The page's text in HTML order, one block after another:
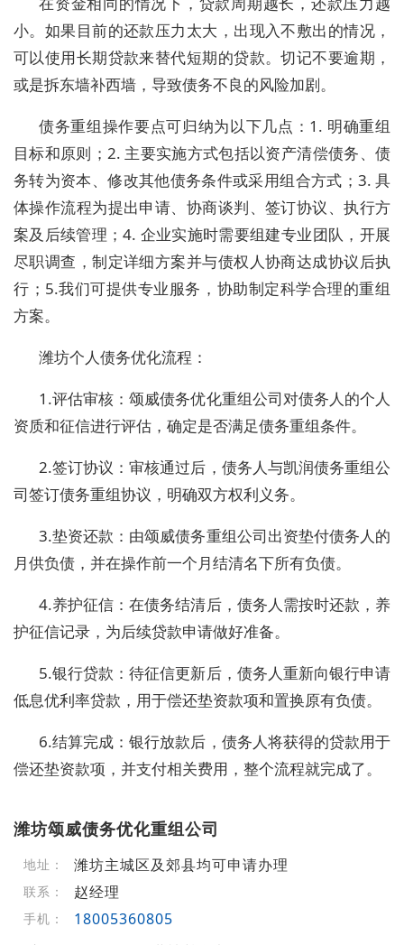
小。如果目前的还款压力太大，出现入不敷出的情况，
可以使用长期贷款来替代短期的贷款。切记不要逾期，
或是拆东墙补西墙，导致债务不良的风险加剧。
债务重组操作要点可归纳为以下几点：1. 明确重组
目标和原则；2. 主要实施方式包括以资产清偿债务、债
务转为资本、修改其他债务条件或采用组合方式；3. 具
体操作流程为提出申请、协商谈判、签订协议、执行方
案及后续管理；4. 企业实施时需要组建专业团队，开展
尽职调查，制定详细方案并与债权人协商达成协议后执
行；5.我们可提供专业服务，协助制定科学合理的重组
方案。
潍坊个人债务优化流程：
1.评估审核：颂威债务优化重组公司对债务人的个人
资质和征信进行评估，确定是否满足债务重组条件。
2.签订协议：审核通过后，债务人与凯润债务重组公
司签订债务重组协议，明确双方权利义务。
3.垫资还款：由颂威债务重组公司出资垫付债务人的
月供负债，并在操作前一个月结清名下所有负债。
4.养护征信：在债务结清后，债务人需按时还款，养
护征信记录，为后续贷款申请做好准备。
5.银行贷款：待征信更新后，债务人重新向银行申请
低息优利率贷款，用于偿还垫资款项和置换原有负债。
6.结算完成：银行放款后，债务人将获得的贷款用于
偿还垫资款项，并支付相关费用，整个流程就完成了。
潍坊颂威债务优化重组公司
地址： 潍坊主城区及郊县均可申请办理
联系： 赵经理
手机： 18005360805